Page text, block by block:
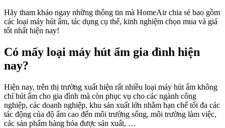
Hãy tham khảo ngay những thông tin mà HomeAir chia sẻ bao gồm
các loại máy hút ẩm, tác dụng cụ thể, kinh nghiệm chọn mua và giá
tốt nhất hiện nay!
Có mấy loại máy hút ẩm gia đình hiện
nay?
Hiện nay, trên thị trường xuất hiện rất nhiều loại máy hút ẩm không
chỉ hút ẩm cho gia đình mà còn phục vụ cho các ngành công
nghiệp, các doanh nghiệp, khu sản xuất lớn nhằm hạn chế tối đa các
tác động của độ ẩm cao đến môi trường sống, môi trường làm việc,
các sản phẩm hàng hóa được sản xuất, …